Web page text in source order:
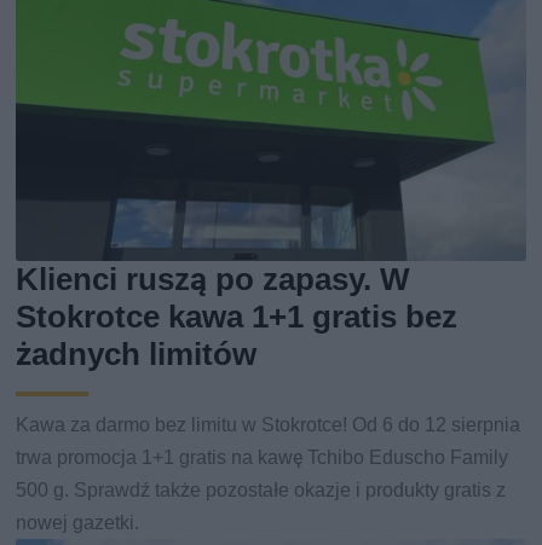
Klienci ruszą po zapasy. W
Stokrotce kawa 1+1 gratis bez
żadnych limitów
Kawa za darmo bez limitu w Stokrotce! Od 6 do 12 sierpnia
trwa promocja 1+1 gratis na kawę Tchibo Eduscho Family
500 g. Sprawdź także pozostałe okazje i produkty gratis z
nowej gazetki.